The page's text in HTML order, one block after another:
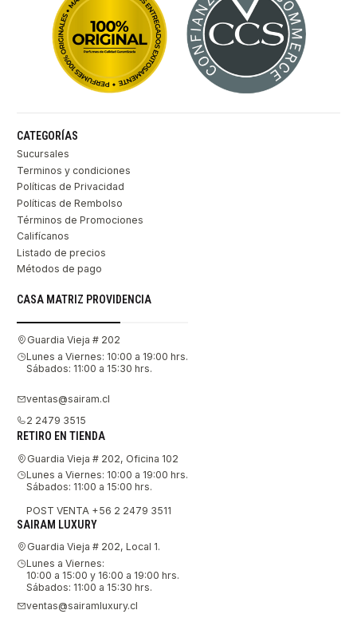
CATEGORÍAS
Sucursales
Terminos y condiciones
Políticas de Privacidad
Políticas de Rembolso
Términos de Promociones
Califícanos
Listado de precios
Métodos de pago
CASA MATRIZ PROVIDENCIA
Guardia Vieja # 202
Lunes a Viernes: 10:00 a 19:00 hrs.
Sábados: 11:00 a 15:30 hrs.
ventas@sairam.cl
2 2479 3515
RETIRO EN TIENDA
Guardia Vieja # 202, Oficina 102
Lunes a Viernes: 10:00 a 19:00 hrs.
Sábados: 11:00 a 15:00 hrs.
POST VENTA +56 2 2479 3511
SAIRAM LUXURY
Guardia Vieja # 202, Local 1.
Lunes a Viernes:
10:00 a 15:00 y 16:00 a 19:00 hrs.
Sábados: 11:00 a 15:30 hrs.
ventas@sairamluxury.cl